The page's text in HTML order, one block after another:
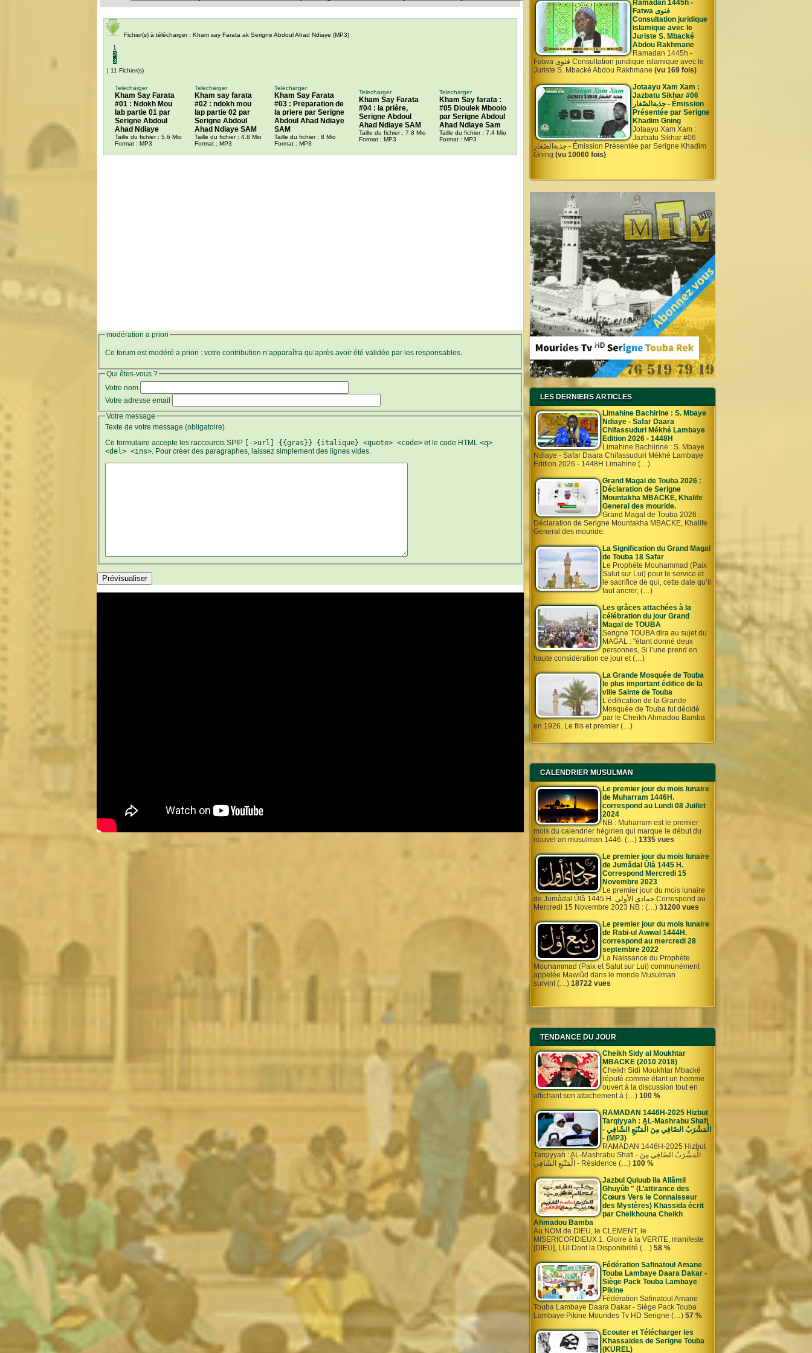
Fichier(s) à télécharger : Kham say Farata ak Serigne Abdoul Ahad Ndiaye (MP3)
1
2
3
| 11 Fichier(s)
Telecharger
Kham Say Farata
#01 : Ndokh Mou
lab partie 01 par
Serigne Abdoul
Ahad Ndiaye
Taille du fichier : 5.6 Mio
Format : MP3
Telecharger
Kham say farata
#02 : ndokh mou
lap partie 02 par
Serigne Abdoul
Ahad Ndiaye SAM
Taille du fichier : 4.8 Mio
Format : MP3
Telecharger
Kham Say Farata
#03 : Preparation de
la priere par Serigne
Abdoul Ahad Ndiaye
SAM
Taille du fichier : 8 Mio
Format : MP3
Telecharger
Kham Say Farata
#04 : la prière,
Serigne Abdoul
Ahad Ndiaye SAM
Taille du fichier : 7.8 Mio
Format : MP3
Telecharger
Kham Say farata :
#05 Dioulek Mboolo
par Serigne Abdoul
Ahad Ndiaye Sam
Taille du fichier : 7.4 Mio
Format : MP3
modération a priori
Ce forum est modéré a priori : votre contribution n’apparaîtra qu’après avoir été validée par les responsables.
Qui êtes-vous ?
Votre nom
Votre adresse email
Votre message
Texte de votre message (obligatoire)
Ce formulaire accepte les raccourcis SPIP
[->url] {{gras}} {italique} <quote> <code> et le code HTML <q>
<del> <ins>. Pour créer des paragraphes, laissez simplement des lignes vides.
Ramadan 1445h -
Fatwa فتوى
Consultation juridique
islamique avec le
Juriste S. Mbacké
Abdou Rakhmane
Ramadan 1445h -
Fatwa فتوى Consultation juridique islamique avec le
Juriste S. Mbacké Abdou Rakhmane (vu 169 fois)
Jotaayu Xam Xam :
Jazbatu Sikhar #06
جذبةالصّغار - Émission
Présentée par Serigne
Khadim Gning
Jotaayu Xam Xam :
Jazbatu Sikhar #06
جذبةالصّغار - Émission Présentée par Serigne Khadim
Gning (vu 10060 fois)
LES DERNIERS ARTICLES
Limahine Bachirine : S. Mbaye
Ndiaye - Safar Daara
Chifassuduri Mékhé Lambaye
Edition 2026 - 1448H
Limahine Bachiirine : S. Mbaye
Ndiaye - Safar Daara Chifassuduri Mékhé Lambaye
Edition 2026 - 1448H Limahine (…)
Grand Magal de Touba 2026 :
Déclaration de Serigne
Mountakha MBACKE, Khalife
General des mouride.
Grand Magal de Touba 2026 :
Déclaration de Serigne Mountakha MBACKE, Khalife
General des mouride.
La Signification du Grand Magal
de Touba 18 Safar
Le Prophète Mouhammad (Paix
Salut sur Lui) pour le service et
le sacrifice de qui, cette date qu’il
faut ancrer, (…)
Les grâces attachées à la
célébration du jour Grand
Magal de TOUBA
Serigne TOUBA dira au sujet du
MAGAL : "étant donné deux
personnes, Si l’une prend en
haute considération ce jour et (…)
La Grande Mosquée de Touba
le plus important édifice de la
ville Sainte de Touba
L’édification de la Grande
Mosquée de Touba fut décidé
par le Cheikh Ahmadou Bamba
en 1926. Le fils et premier (…)
CALENDRIER MUSULMAN
Le premier jour du mois lunaire
de Muharram 1446H.
correspond au Lundi 08 Juillet
2024
NB : Muharram est le premier
mois du calendrier hégirien qui marque le début du
nouvel an musulman 1446. (…) 1335 vues
Le premier jour du mois lunaire
de Jumâdal Ûlâ 1445 H.
Correspond Mercredi 15
Novembre 2023
Le premier jour du mois lunaire
de Jumâdal Ûlâ 1445 H. جمادى الأولى Correspond au
Mercredi 15 Novembre 2023 NB : (…) 31200 vues
Le premier jour du mois lunaire
de Rabi-ul Awwal 1444H.
correspond au mercredi 28
septembre 2022
La Naissance du Prophète
Mouhammad (Paix et Salut sur Lui) communément
appelée Mawlûd dans le monde Musulman
survint (…) 18722 vues
TENDANCE DU JOUR
Cheikh Sidy al Moukhtar
MBACKE (2010 2018)
Cheikh Sidi Moukhtar Mbacké
réputé comme étant un homme
ouvert à la discussion tout en
affichant son attachement à (…) 100 %
RAMADAN 1446H-2025 Hizbut
Tarqiyyah : AL-Mashrabu Shafi
- الْمَشْرَبُ الصًافِي مِنَ الْمَنْبَعِ الشًافِي
- (MP3)
RAMADAN 1446H-2025 Hizbut
Tarqiyyah : AL-Mashrabu Shafi - الْمَشْرَبُ الصًافِي مِنَ
الْمَنْبَعِ الشًافِي - Résidence (…) 100 %
Jazbul Quluub ila Allâmil
Ghuyûb " (L’attirance des
Cœurs Vers le Connaisseur
des Mystères) Khassida écrit
par Cheikhouna Cheikh
Ahmadou Bamba
Au NOM de DIEU, le CLEMENT, le
MISERICORDIEUX 1. Gloire à la VERITE, manifeste
[DIEU], LUI Dont la Disponibilité (…) 58 %
Fédération Safinatoul Amane
Touba Lambaye Daara Dakar -
Siège Pack Touba Lambaye
Pikine
Fédération Safinatoul Amane
Touba Lambaye Daara Dakar - Siège Pack Touba
Lambaye Pikine Mourides Tv HD Serigne (…) 57 %
Ecouter et Télécharger les
Khassaides de Serigne Touba
(KUREL)